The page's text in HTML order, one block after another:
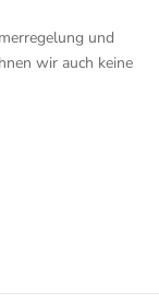
und
wir auch keine